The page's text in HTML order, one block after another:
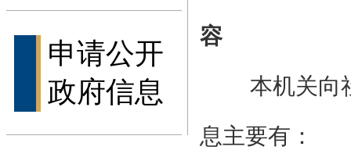
申请公开
政府信息
容
本机关向
息主要有：